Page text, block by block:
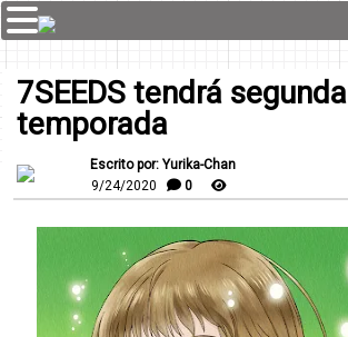
7SEEDS tendrá segunda
temporada
Escrito por: Yurika-Chan
9/24/2020
0